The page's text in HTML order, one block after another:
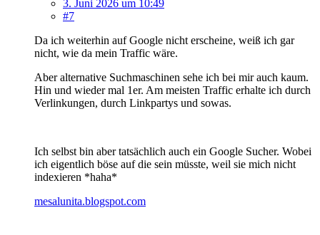
3. Juni 2026 um 10:49
#7
Da ich weiterhin auf Google nicht erscheine, weiß ich gar
nicht, wie da mein Traffic wäre.
Aber alternative Suchmaschinen sehe ich bei mir auch kaum.
Hin und wieder mal 1er. Am meisten Traffic erhalte ich durch
Verlinkungen, durch Linkpartys und sowas.
Ich selbst bin aber tatsächlich auch ein Google Sucher. Wobei
ich eigentlich böse auf die sein müsste, weil sie mich nicht
indexieren *haha*
mesalunita.blogspot.com